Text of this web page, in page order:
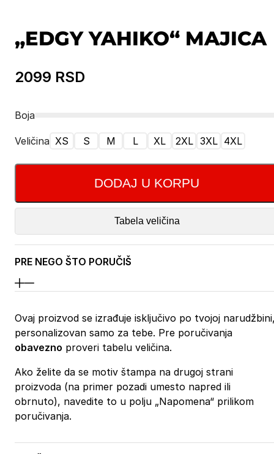
„EDGY YAHIKO“ MAJICA
2099 RSD
Boja
Veličina XS S M L XL 2XL 3XL 4XL
DODAJ U KORPU
Tabela veličina
PRE NEGO ŠTO PORUČIŠ
Ovaj proizvod se izrađuje isključivo po tvojoj
personalizovan samo za tebe. Pre poručivanja
obavezno proveri tabelu veličina.
Ako želite da se motiv štampa na drugoj strani
proizvoda (na primer pozadi umesto napred ili
obrnuto), navedite to u polju „Napomena“ prilikom
poručivanja.